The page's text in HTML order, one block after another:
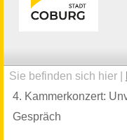
Sie befinden sich hier |
4. Kammerkonzert:
Gespräch